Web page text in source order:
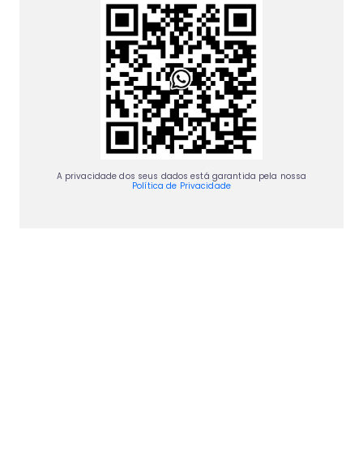
A privacidade dos seus dados está garantida pela nossa
Política de Privacidade